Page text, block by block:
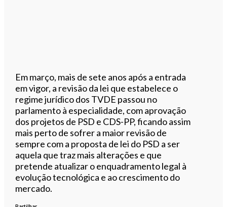
Em março, mais de sete anos após a entrada
em vigor, a revisão da lei que estabelece o
regime jurídico dos TVDE passou no
parlamento à especialidade, com aprovação
dos projetos de PSD e CDS-PP, ficando assim
mais perto de sofrer a maior revisão de
sempre com a proposta de lei do PSD a ser
aquela que traz mais alterações e que
pretende atualizar o enquadramento legal à
evolução tecnológica e ao crescimento do
mercado.